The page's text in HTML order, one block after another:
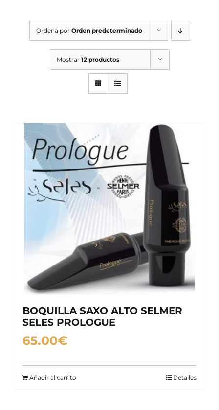
SERVICIOS TALLER
OCASIÓN
Ordena por Orden predeterminado
Mostrar 12 productos
BOQUILLA SAXO ALTO SELMER
SELES PROLOGUE
65.00€
Añadir al carrito Detalles